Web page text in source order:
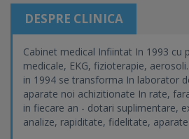
DESPRE CLINICA
Cabinet medical Infiintat In 1993 cu
medicale, EKG, fizioterapie, aerosoli.
in 1994 se transforma In laborator
aparate noi achizitionate In rate,
in fiecare an - dotari suplimentare,
analize, rapiditate, fidelitate,